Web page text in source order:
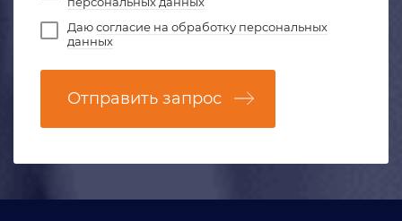
Даюсогласие на обработку персональных
данных
Отправить запрос